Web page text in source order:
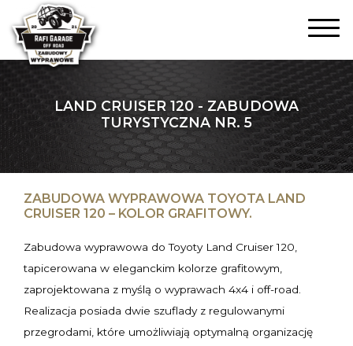
LAND CRUISER 120 - ZABUDOWA
TURYSTYCZNA NR. 5
ZABUDOWA WYPRAWOWA TOYOTA LAND
CRUISER 120 – KOLOR GRAFITOWY.
Zabudowa wyprawowa do Toyoty Land Cruiser 120,
tapicerowana w eleganckim kolorze grafitowym,
zaprojektowana z myślą o wyprawach 4x4 i off-road.
Realizacja posiada dwie szuflady z regulowanymi
przegrodami, które umożliwiają optymalną organizację